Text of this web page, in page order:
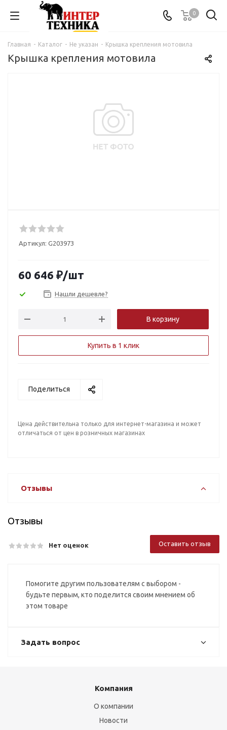
0
Главная - Каталог - Не указан - Крышка крепления мотовила
Крышка крепления мотовила
Артикул: G203973
60 646 ₽/шт
Нашли дешевле?
В корзину
Купить в 1 клик
Поделиться
Цена действительна только для интернет-магазина и может
отличаться от цен в розничных магазинах
Отзывы
Отзывы
Нет оценок Оставить отзыв
Помогите другим пользователям с выбором -
будьте первым, кто поделится своим мнением об
этом товаре
Задать вопрос
Компания
О компании
Новости